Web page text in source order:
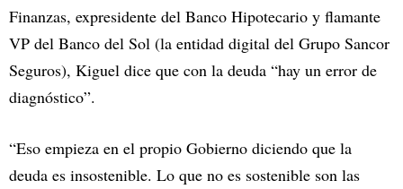
Finanzas, expresidente del Banco Hipotecario y flamante
VP del Banco del Sol (la entidad digital del Grupo Sancor
Seguros), Kiguel dice que con la deuda “hay un error de
diagnóstico”.
“Eso empieza en el propio Gobierno diciendo que la
deuda es insostenible. Lo que no es sostenible son las